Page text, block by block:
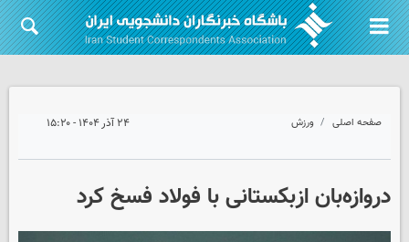
صفحه اصلی ورزش ۲۴ آذر ۱۴۰۴ - ۱۵:۲۰
دروازه‌بان ازبکستانی با فولاد فسخ کرد